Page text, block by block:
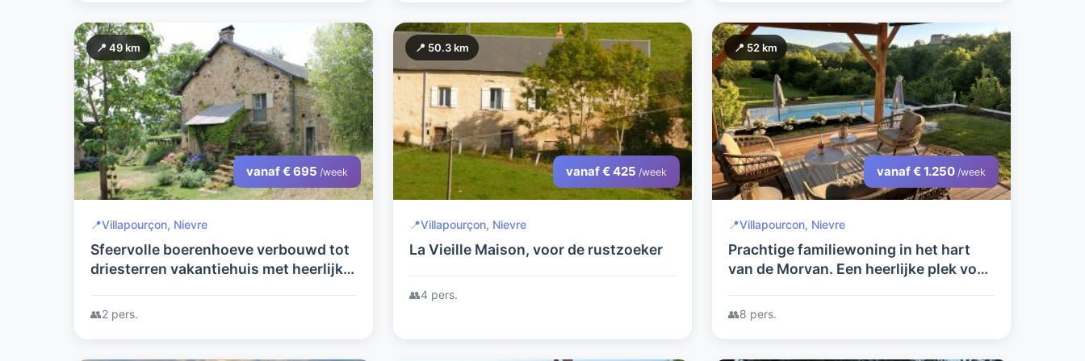
📍 49 km
vanaf € 695 /week
📍Villapourçon, Nievre
Sfeervolle boerenhoeve verbouwd tot
driesterren vakantiehuis met heerlijke
Morvan
👥2 pers.
📍 50.3 km
vanaf € 425 /week
📍Villapourçon, Nievre
La Vieille Maison, voor de rustzoeker
👥4 pers.
📍 52 km
vanaf € 1.250 /week
📍Villapourcon, Nievre
Prachtige familiewoning in het hart
van de Morvan. Een heerlijke plek voor
👥8 pers.